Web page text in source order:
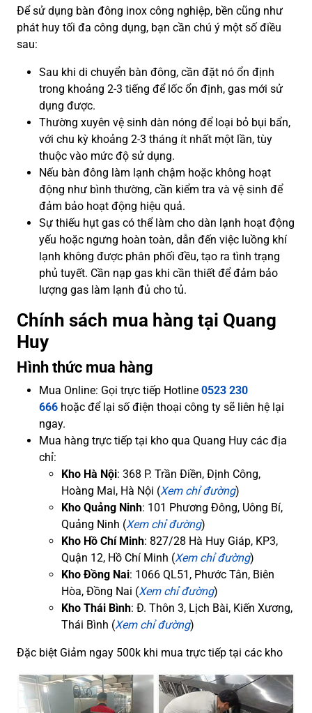
Để sử dụng bàn đông inox công nghiệp, bền cũng như
phát huy tối đa công dụng, bạn cần chú ý một số điều
sau:
Sau khi di chuyển bàn đông, cần đặt nó ổn định
trong khoảng 2-3 tiếng để lốc ổn định, gas mới sử
dụng được.
Thường xuyên vệ sinh dàn nóng để loại bỏ bụi bẩn,
với chu kỳ khoảng 2-3 tháng ít nhất một lần, tùy
thuộc vào mức độ sử dụng.
Nếu bàn đông làm lạnh chậm hoặc không hoạt
động như bình thường, cần kiểm tra và vệ sinh để
đảm bảo hoạt động hiệu quả.
Sự thiếu hụt gas có thể làm cho dàn lạnh hoạt động
yếu hoặc ngưng hoàn toàn, dẫn đến việc luồng khí
lạnh không được phân phối đều, tạo ra tình trạng
phủ tuyết. Cần nạp gas khi cần thiết để đảm bảo
lượng gas làm lạnh đủ cho tủ.
Chính sách mua hàng tại Quang
Huy
Hình thức mua hàng
Mua Online: Gọi trực tiếp Hotline 0523 230
666 hoặc để lại số điện thoại công ty sẽ liên hệ lại
ngay.
Mua hàng trực tiếp tại kho qua Quang Huy các địa
chỉ:
Kho Hà Nội: 368 P. Trần Điền, Định Công,
Hoàng Mai, Hà Nội (Xem chỉ đường)
Kho Quảng Ninh: 101 Phương Đông, Uông Bí,
Quảng Ninh (Xem chỉ đường)
Kho Hồ Chí Minh: 827/28 Hà Huy Giáp, KP3,
Quận 12, Hồ Chí Minh (Xem chỉ đường)
Kho Đồng Nai: 1066 QL51, Phước Tân, Biên
Hòa, Đồng Nai (Xem chỉ đường)
Kho Thái Bình: Đ. Thôn 3, Lịch Bài, Kiến Xương,
Thái Bình (Xem chỉ đường)
Đặc biệt Giảm ngay 500k khi mua trực tiếp tại các kho